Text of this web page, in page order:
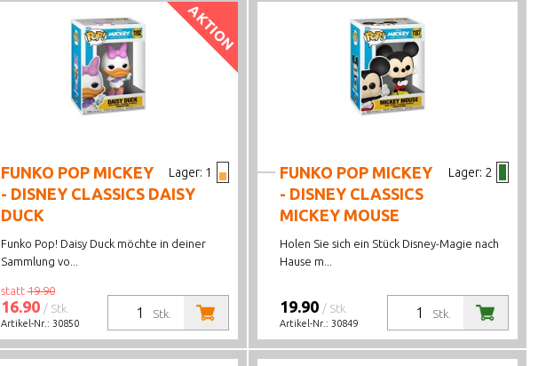
AKTION
Lager: 1
FUNKO POP MICKEY
- DISNEY CLASSICS DAISY
DUCK
Funko Pop! Daisy Duck möchte in deiner
Sammlung vo...
Stk.
statt19.90
16.90 / Stk.
Artikel-Nr.: 30850
Lager: 2
FUNKO POP MICKEY
- DISNEY CLASSICS
MICKEY MOUSE
Holen Sie sich ein Stück Disney-Magie nach
Hause m...
Stk.
19.90 / Stk.
Artikel-Nr.: 30849